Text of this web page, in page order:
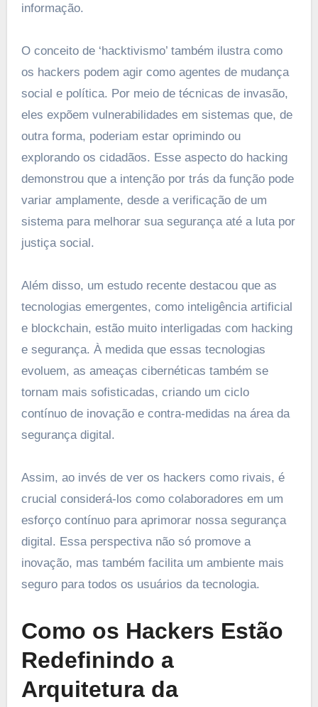
informação.
O conceito de ‘hacktivismo’ também ilustra como
os hackers podem agir como agentes de mudança
social e política. Por meio de técnicas de invasão,
eles expõem vulnerabilidades em sistemas que, de
outra forma, poderiam estar oprimindo ou
explorando os cidadãos. Esse aspecto do hacking
demonstrou que a intenção por trás da função pode
variar amplamente, desde a verificação de um
sistema para melhorar sua segurança até a luta por
justiça social.
Além disso, um estudo recente destacou que as
tecnologias emergentes, como inteligência artificial
e blockchain, estão muito interligadas com hacking
e segurança. À medida que essas tecnologias
evoluem, as ameaças cibernéticas também se
tornam mais sofisticadas, criando um ciclo
contínuo de inovação e contra-medidas na área da
segurança digital.
Assim, ao invés de ver os hackers como rivais, é
crucial considerá-los como colaboradores em um
esforço contínuo para aprimorar nossa segurança
digital. Essa perspectiva não só promove a
inovação, mas também facilita um ambiente mais
seguro para todos os usuários da tecnologia.
Como os Hackers Estão
Redefinindo a
Arquitetura da